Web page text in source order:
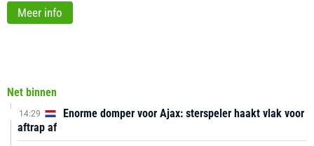
Net binnen
14:29
Enorme domper voor Ajax: sterspeler haakt vlak voor
aftrap af
Meer info